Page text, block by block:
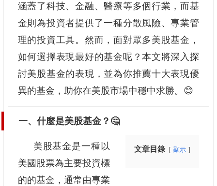
涵蓋了科技、金融、醫療等多個行業，而基
金則為投資者提供了一種分散風險、專業管
理的投資工具。然而，面對眾多美股基金，
如何選擇表現最好的基金呢？本文將深入探
討美股基金的表現，並為你推薦十大表現優
異的基金，助你在美股市場中穩中求勝。😊
一、什麼是美股基金？🤔
文章目錄 顯示
美股基金是一種以
美國股票為主要投資標
的的基金，通常由專業